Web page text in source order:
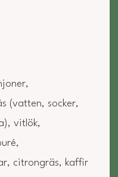
(vatten, socker,
vitlök,
citrongräs, kaffir